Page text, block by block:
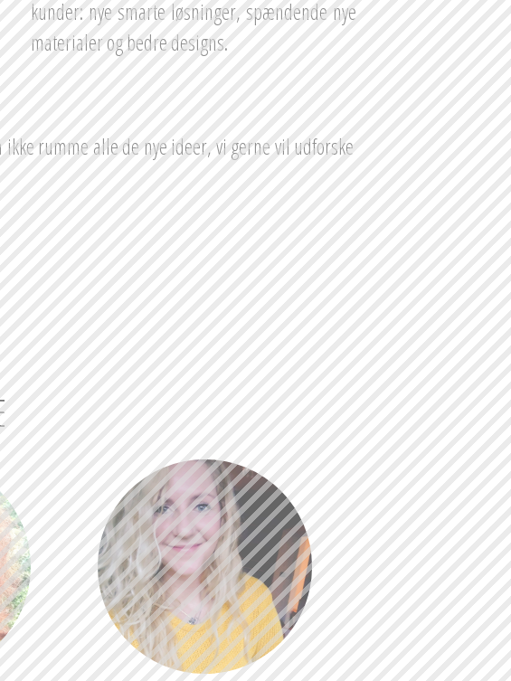
kunder: nye smarte løsninger, spændende nye
materialer og bedre designs.
ikke rumme alle de nye ideer, vi gerne vil udforske